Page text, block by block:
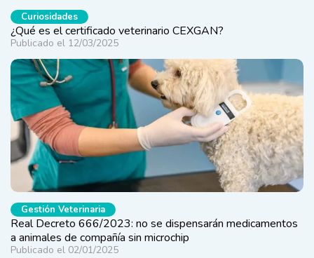
Curiosidades
¿Qué es el certificado veterinario CEXGAN?
Publicado el 12/03/2025
Gestión Veterinaria
Real Decreto 666/2023: no se dispensarán medicamentos
a animales de compañía sin microchip
Publicado el 02/01/2025